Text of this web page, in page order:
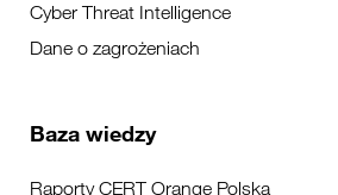
Cyber Threat Intelligence
Dane o zagrożeniach
Baza wiedzy
Raporty CERT Orange Polska